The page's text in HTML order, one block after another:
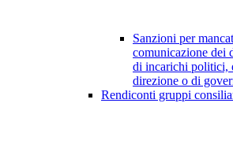
Sanzioni per
comunicazione dei
di incarichi politici,
direzione o di
Rendiconti gruppi